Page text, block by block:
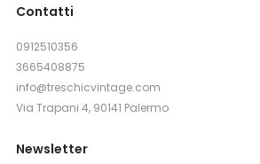
Contatti
0912510356
3665408875
info@treschicvintage.com
Via Trapani 4, 90141 Palermo
Newsletter